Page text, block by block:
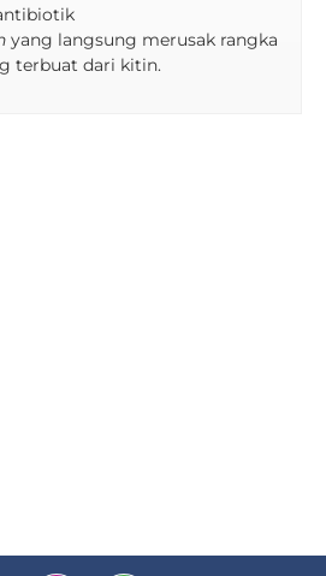
yang langsung merusak rangka
terbuat dari kitin.